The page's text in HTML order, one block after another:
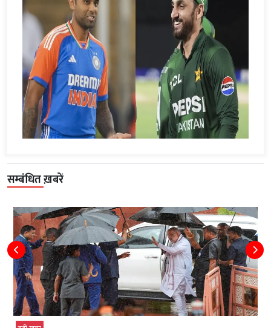
सम्बंधित ख़बरें